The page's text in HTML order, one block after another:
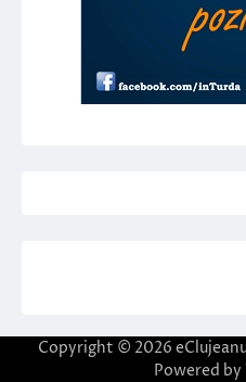
Copyright © 2026
Powered by